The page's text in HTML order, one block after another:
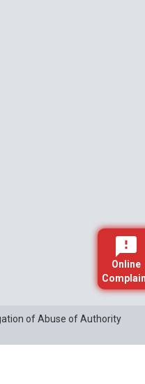
Online
of Abuse of Authority